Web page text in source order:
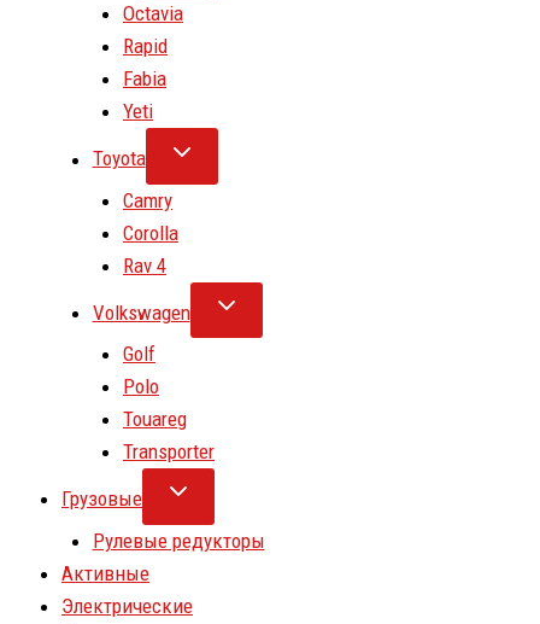
Octavia
Rapid
Fabia
Yeti
Toyota
Camry
Corolla
Rav 4
Volkswagen
Golf
Polo
Touareg
Transporter
Грузовые
Рулевые редукторы
Активные
Электрические